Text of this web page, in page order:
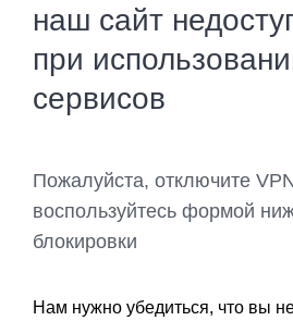
наш сайт
при
сервисов
Пожалуйста, отключите
воспользуйтесь формой
блокировки
Нам нужно убедиться, что вы